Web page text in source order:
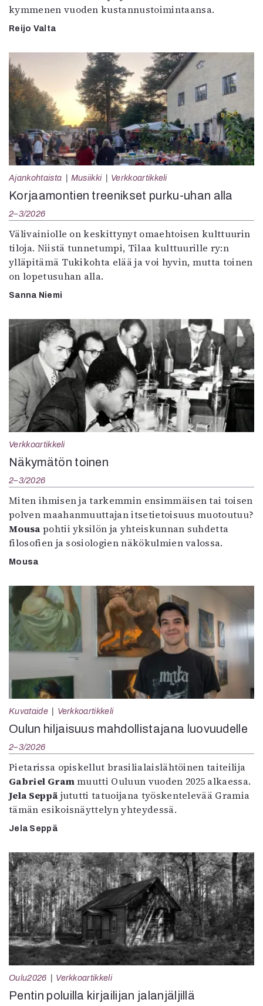
kymmenen vuoden kustannustoimintaansa.
Reijo Valta
Ajankohtaista Musiikki Verkkoartikkeli
Korjaamontien treenikset purku-uhan alla
2–3/2026
Välivainiolle on keskittynyt omaehtoisen kulttuurin
tiloja. Niistä tunnetumpi, Tilaa kulttuurille ry:n
ylläpitämä Tukikohta elää ja voi hyvin, mutta toinen
on lopetusuhan alla.
Sanna Niemi
Verkkoartikkeli
Näkymätön toinen
2–3/2026
Miten ihmisen ja tarkemmin ensimmäisen tai toisen
polven maahanmuuttajan itsetietoisuus muotoutuu?
Mousa pohtii yksilön ja yhteiskunnan suhdetta
filosofien ja sosiologien näkökulmien valossa.
Mousa
Kuvataide Verkkoartikkeli
Oulun hiljaisuus mahdollistajana luovuudelle
2–3/2026
Pietarissa opiskellut brasilialaislähtöinen taiteilija
Gabriel Grammuutti Ouluun vuoden 2025 alkaessa.
Jela Seppä jututti tatuoijana työskentelevää Gramia
tämän esikoisnäyttelyn yhteydessä.
Jela Seppä
Oulu2026 Verkkoartikkeli
Pentin poluilla kirjailijan jalanjäljillä